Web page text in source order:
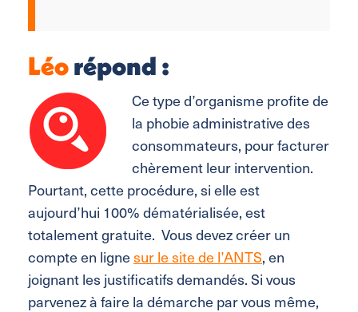
Léorépond :
Ce type d’organisme profite de
la phobie administrative des
consommateurs, pour facturer
chèrement leur intervention.
Pourtant, cette procédure, si elle est
aujourd’hui 100% dématérialisée, est
totalement gratuite. Vous devez créer un
compte en lignesur le site de l’ANTS, en
joignant les justificatifs demandés. Si vous
parvenez à faire la démarche par vous même,